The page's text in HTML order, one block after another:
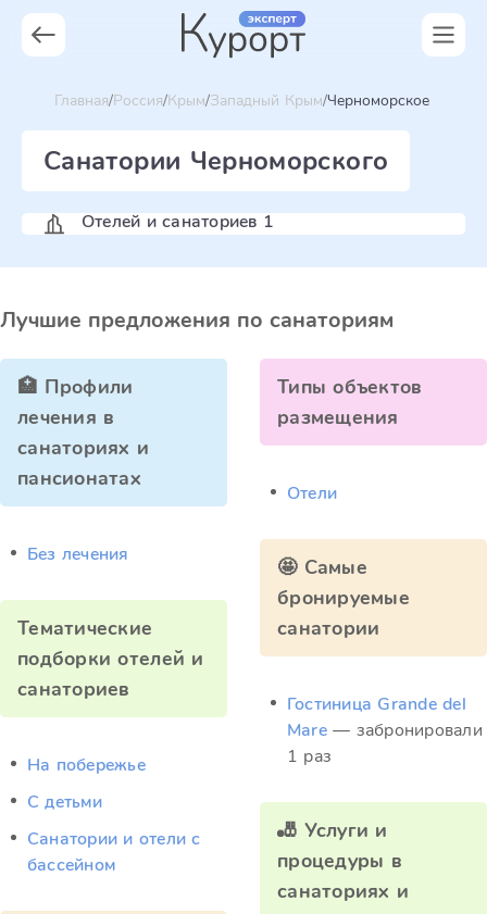
Главная Россия Крым Западный Крым Черноморское
Санатории Черноморского
Отелей и санаториев 1
Лучшие предложения по санаториям
🏥 Профили
лечения в
санаториях и
пансионатах
Без лечения
Тематические
подборки отелей и
санаториев
На побережье
С детьми
Санатории и отели с
бассейном
Типы объектов
размещения
Отели
🤩 Самые
бронируемые
санатории
Гостиница Grande del
Mare — забронировали
1 раз
🎳 Услуги и
процедуры в
санаториях и